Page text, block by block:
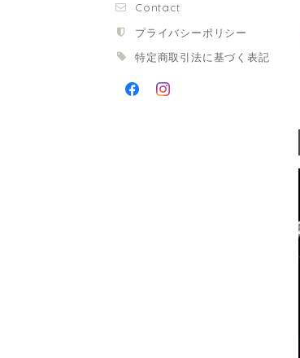
Contact
プライバシーポリシー
特定商取引法に基づく表記